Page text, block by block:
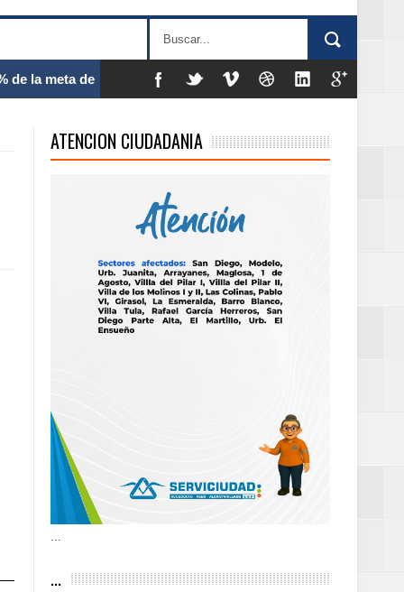
violencias
sin
Gobierno de
de la Mujer
ATENCION CIUDADANIA
...